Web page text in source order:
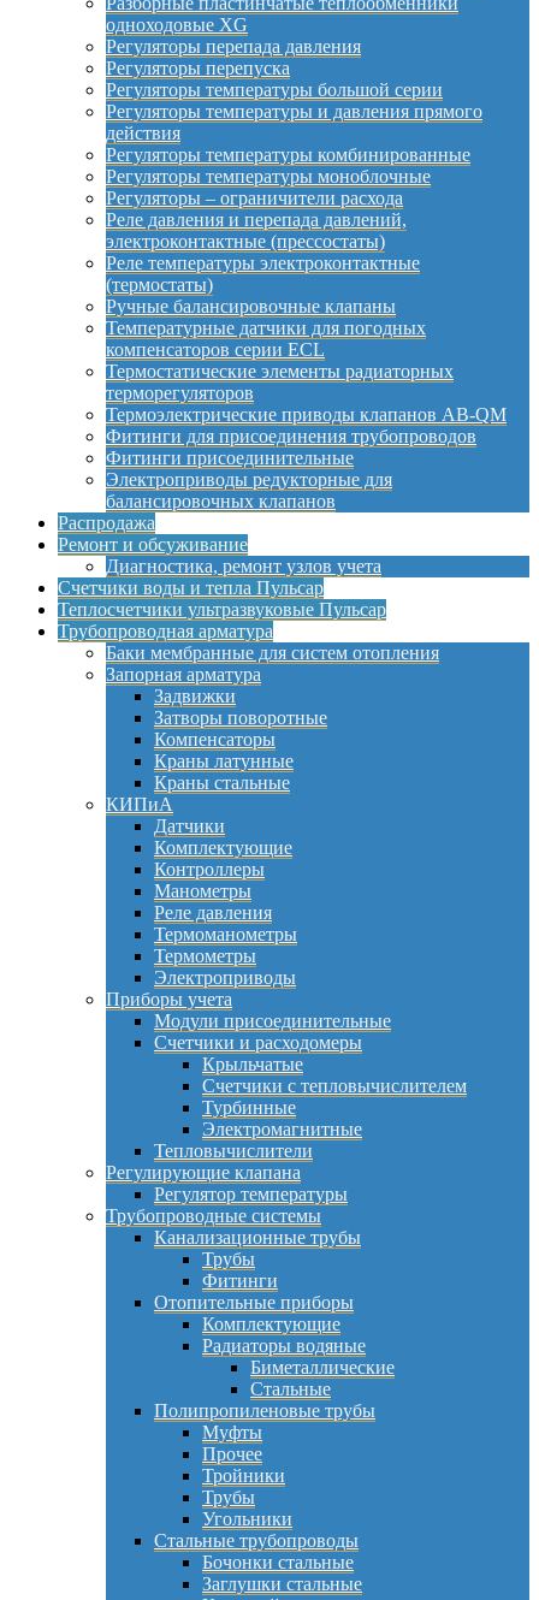
одноходовые XG
Регуляторы перепада давления
Регуляторы перепуска
Регуляторы температуры большой серии
Регуляторы температуры и давления прямого
действия
Регуляторы температуры комбинированные
Регуляторы температуры моноблочные
Регуляторы – ограничители расхода
Реле давления и перепада давлений,
электроконтактные (прессостаты)
Реле температуры электроконтактные
(термостаты)
Ручные балансировочные клапаны
Температурные датчики для погодных
компенсаторов серии ECL
Термостатические элементы радиаторных
терморегуляторов
Термоэлектрические приводы клапанов AB-QM
Фитинги для присоединения трубопроводов
Фитинги присоединительные
Электроприводы редукторные для
балансировочных клапанов
Распродажа
Ремонт и обсуживание
Диагностика, ремонт узлов учета
Счетчики воды и тепла Пульсар
Теплосчетчики ультразвуковые Пульсар
Трубопроводная арматура
Баки мембранные для систем отопления
Запорная арматура
Задвижки
Затворы поворотные
Компенсаторы
Краны латунные
Краны стальные
КИПиА
Датчики
Комплектующие
Контроллеры
Манометры
Реле давления
Термоманометры
Термометры
Электроприводы
Приборы учета
Модули присоединительные
Счетчики и расходомеры
Крыльчатые
Счетчики с тепловычислителем
Турбинные
Электромагнитные
Тепловычислители
Регулирующие клапана
Регулятор температуры
Трубопроводные системы
Канализационные трубы
Трубы
Фитинги
Отопительные приборы
Комплектующие
Радиаторы водяные
Биметаллические
Стальные
Полипропиленовые трубы
Муфты
Прочее
Тройники
Трубы
Угольники
Стальные трубопроводы
Бочонки стальные
Заглушки стальные